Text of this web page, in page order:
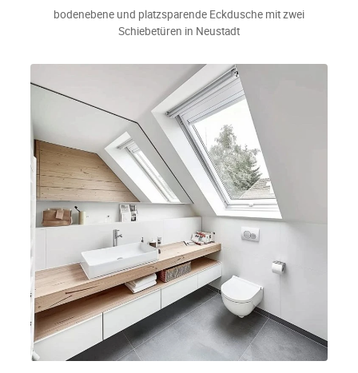
bodenebene und platzsparende Eckdusche mit zwei
Schiebetüren in Neustadt